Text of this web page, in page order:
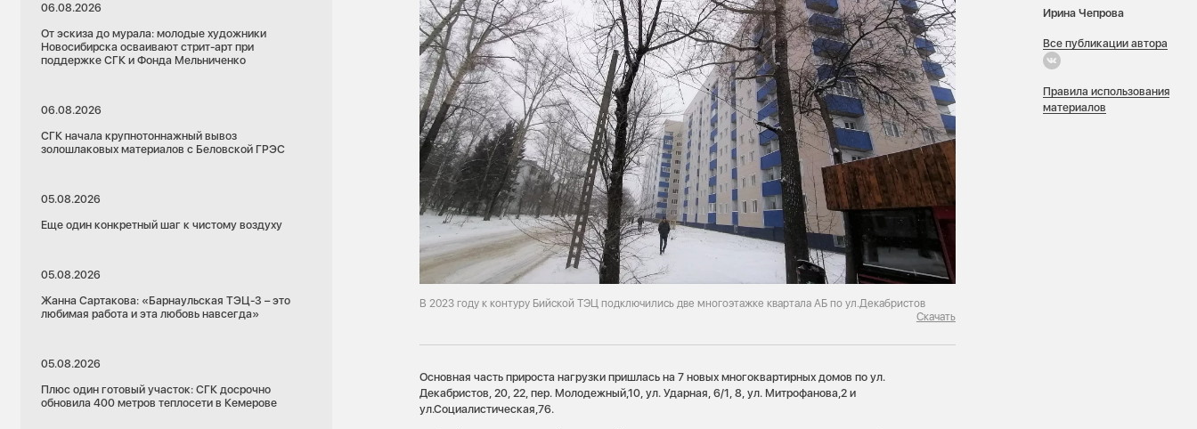
06.08.2026
От эскиза до мурала: молодые художники
Новосибирска осваивают стрит-арт при
поддержке СГК и Фонда Мельниченко
06.08.2026
СГК начала крупнотоннажный вывоз
золошлаковых материалов с Беловской ГРЭС
05.08.2026
Еще один конкретный шаг к чистому воздуху
05.08.2026
Жанна Сартакова: «Барнаульская ТЭЦ-3 – это
любимая работа и эта любовь навсегда»
05.08.2026
Плюс один готовый участок: СГК досрочно
обновила 400 метров теплосети в Кемерове
В 2023 году к контуру Бийской ТЭЦ подключились две многоэтажке квартала АБ по ул.Декабристов
Скачать
Основная часть прироста нагрузки пришлась на 7 новых многоквартирных домов по ул.
Декабристов, 20, 22, пер. Молодежный,10, ул. Ударная, 6/1, 8, ул. Митрофанова,2 и
ул.Социалистическая,76.
Ирина Чепрова
Все публикации автора
Правила использования
материалов